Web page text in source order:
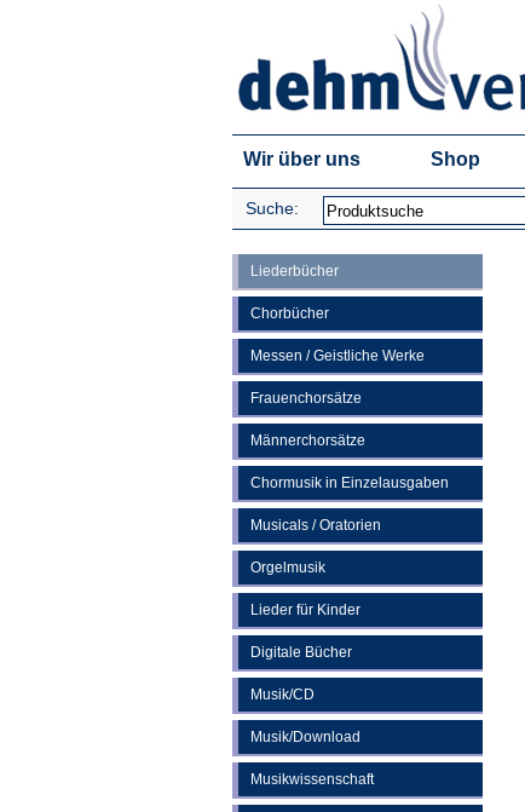
Wir über uns Shop
Suche:
Liederbücher
Chorbücher
Messen / Geistliche Werke
Frauenchorsätze
Männerchorsätze
Chormusik in Einzelausgaben
Musicals / Oratorien
Orgelmusik
Lieder für Kinder
Digitale Bücher
Musik/CD
Musik/Download
Musikwissenschaft